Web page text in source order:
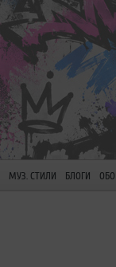
МУЗ. СТИЛИ БЛОГИ